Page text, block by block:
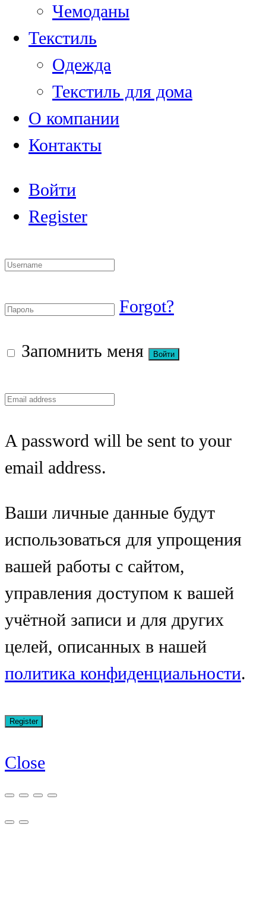
Чемоданы
Текстиль
Одежда
Текстиль для дома
О компании
Контакты
Войти
Register
Forgot?
Запомнить меня
A password will be sent to your
email address.
Ваши личные данные будут
использоваться для упрощения
вашей работы с сайтом,
управления доступом к вашей
учётной записи и для других
целей, описанных в нашей
политика конфиденциальности.
Close